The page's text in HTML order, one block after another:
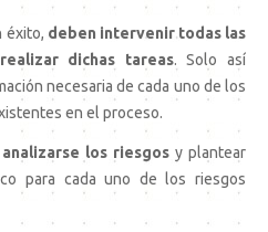
éxito, deben intervenir todas las
dichas tareas. Solo así
necesaria de cada uno de los
en el proceso.
analizarse los riesgos y plantear
para cada uno de los riesgos